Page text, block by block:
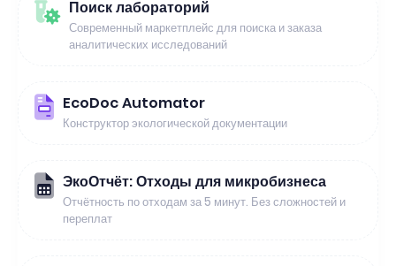
Поиск лабораторий
Современный маркетплейс для поиска и заказа
аналитических исследований
EcoDoc Automator
Конструктор экологической документации
ЭкоОтчёт: Отходы для микробизнеса
Отчётность по отходам за 5 минут. Без сложностей и
переплат